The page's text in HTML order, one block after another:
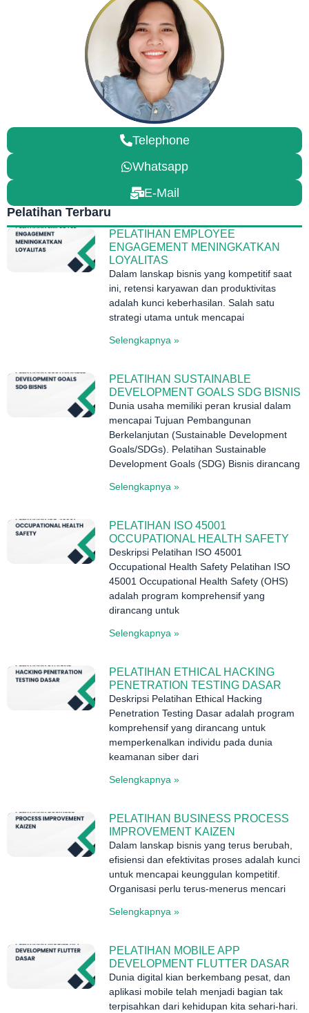
Telephone
Whatsapp
E-Mail
Pelatihan Terbaru
PELATIHAN EMPLOYEE
ENGAGEMENT MENINGKATKAN
LOYALITAS
Dalam lanskap bisnis yang kompetitif saat
ini, retensi karyawan dan produktivitas
adalah kunci keberhasilan. Salah satu
strategi utama untuk mencapai
Selengkapnya »
PELATIHAN SUSTAINABLE
DEVELOPMENT GOALS SDG BISNIS
Dunia usaha memiliki peran krusial dalam
mencapai Tujuan Pembangunan
Berkelanjutan (Sustainable Development
Goals/SDGs). Pelatihan Sustainable
Development Goals (SDG) Bisnis dirancang
Selengkapnya »
PELATIHAN ISO 45001
OCCUPATIONAL HEALTH SAFETY
Deskripsi Pelatihan ISO 45001
Occupational Health Safety Pelatihan ISO
45001 Occupational Health Safety (OHS)
adalah program komprehensif yang
dirancang untuk
Selengkapnya »
PELATIHAN ETHICAL HACKING
PENETRATION TESTING DASAR
Deskripsi Pelatihan Ethical Hacking
Penetration Testing Dasar adalah program
komprehensif yang dirancang untuk
memperkenalkan individu pada dunia
keamanan siber dari
Selengkapnya »
PELATIHAN BUSINESS PROCESS
IMPROVEMENT KAIZEN
Dalam lanskap bisnis yang terus berubah,
efisiensi dan efektivitas proses adalah kunci
untuk mencapai keunggulan kompetitif.
Organisasi perlu terus-menerus mencari
Selengkapnya »
PELATIHAN MOBILE APP
DEVELOPMENT FLUTTER DASAR
Dunia digital kian berkembang pesat, dan
aplikasi mobile telah menjadi bagian tak
terpisahkan dari kehidupan kita sehari-hari.